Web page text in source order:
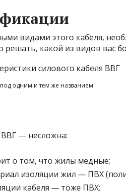
видами этого кабеля,
какой из видов вас
одним и тем же названием
— несложна:
о том, что жилы медные;
изоляции жил — ПВХ
кабеля — тоже ПВХ;